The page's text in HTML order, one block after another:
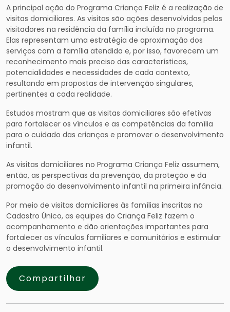
A principal ação do Programa Criança Feliz é a realização de
visitas domiciliares. As visitas são ações desenvolvidas pelos
visitadores na residência da família incluída no programa.
Elas representam uma estratégia de aproximação dos
serviços com a família atendida e, por isso, favorecem um
reconhecimento mais preciso das características,
potencialidades e necessidades de cada contexto,
resultando em propostas de intervenção singulares,
pertinentes a cada realidade.
Estudos mostram que as visitas domiciliares são efetivas
para fortalecer os vínculos e as competências da família
para o cuidado das crianças e promover o desenvolvimento
infantil.
As visitas domiciliares no Programa Criança Feliz assumem,
então, as perspectivas da prevenção, da proteção e da
promoção do desenvolvimento infantil na primeira infância.
Por meio de visitas domiciliares às famílias inscritas no
Cadastro Único, as equipes do Criança Feliz fazem o
acompanhamento e dão orientações importantes para
fortalecer os vínculos familiares e comunitários e estimular
o desenvolvimento infantil.
Compartilhar